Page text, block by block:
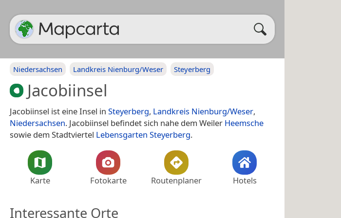
Niedersachsen Landkreis Nienburg/Weser Steyerberg
Jacobiinsel
Jacobiinsel ist eine Insel in Steyerberg, Landkreis Nienburg/Weser,
Niedersachsen. Jacobiinsel befindet sich nahe dem Weiler Heemsche
sowie dem Stadtviertel Lebensgarten Steyerberg.
Karte Fotokarte Routenplaner Hotels
Interessante Orte